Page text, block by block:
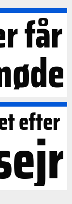
får
efter